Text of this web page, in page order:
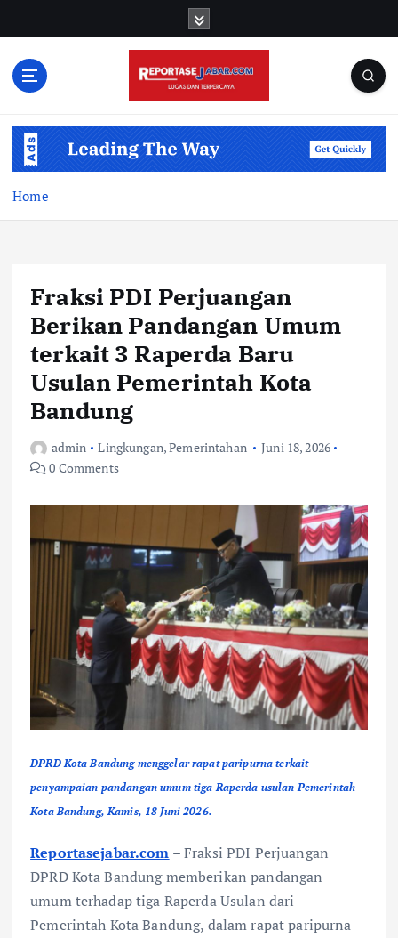
Home
Fraksi PDI Perjuangan
Berikan Pandangan Umum
terkait 3 Raperda Baru
Usulan Pemerintah Kota
Bandung
admin Lingkungan,Pemerintahan
Juni 18, 2026
0 Comments
DPRD Kota Bandung menggelar rapat paripurna terkait
penyampaian pandangan umum tiga Raperda usulan Pemerintah
Kota Bandung, Kamis, 18 Juni 2026.
Reportasejabar.com – Fraksi PDI Perjuangan
DPRD Kota Bandung memberikan pandangan
umum terhadap tiga Raperda Usulan dari
Pemerintah Kota Bandung, dalam rapat paripurna